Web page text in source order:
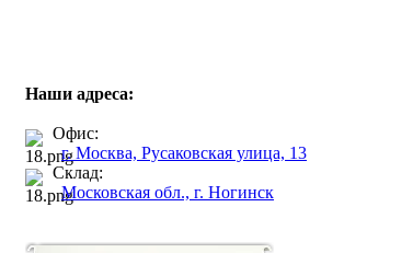
Наши адреса:
Офис:
г. Москва, Русаковская улица, 13
Склад:
Московская обл., г. Ногинск